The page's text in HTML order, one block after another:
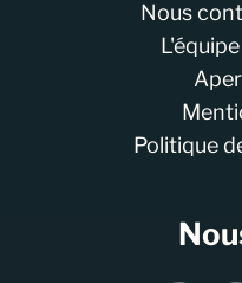
Nous
Politique